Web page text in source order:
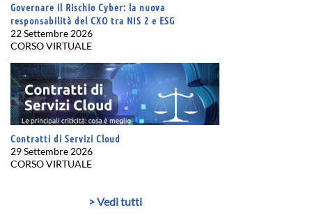
Governare il Rischio Cyber: la nuova
responsabilità del CXO tra NIS 2 e ESG
22 Settembre 2026
CORSO VIRTUALE
Contratti di Servizi Cloud
29 Settembre 2026
CORSO VIRTUALE
> Vedi tutti